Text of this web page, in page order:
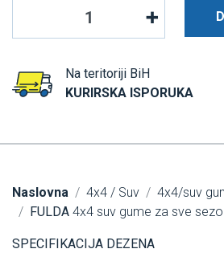
Na teritoriji BiH
KURIRSKA ISPORUKA
Naslovna 4x4 / Suv
4x4/suv
FULDA 4x4 suv gume za sve
SPECIFIKACIJA DEZENA